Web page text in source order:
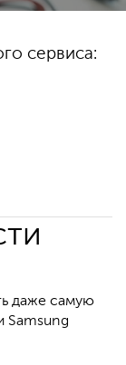
сервиса:
даже самую
Samsung